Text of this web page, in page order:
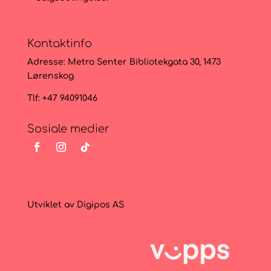
Kontaktinfo
Adresse: Metro Senter Bibliotekgata 30, 1473
Lørenskog
Tlf: +47 94091046
Sosiale medier
Utviklet av Digipos AS